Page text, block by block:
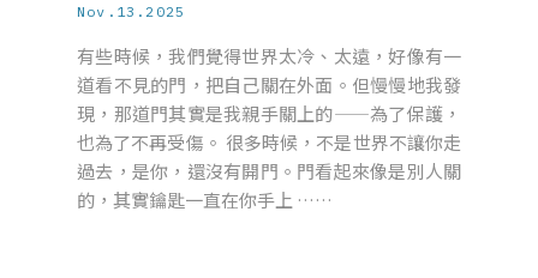
Nov.13.2025
有些時候，我們覺得世界太冷、太遠，好像有一
道看不見的門，把自己關在外面。但慢慢地我發
現，那道門其實是我親手關上的——為了保護，
也為了不再受傷。 很多時候，不是世界不讓你走
過去，是你，還沒有開門。門看起來像是別人關
的，其實鑰匙一直在你手上 ……